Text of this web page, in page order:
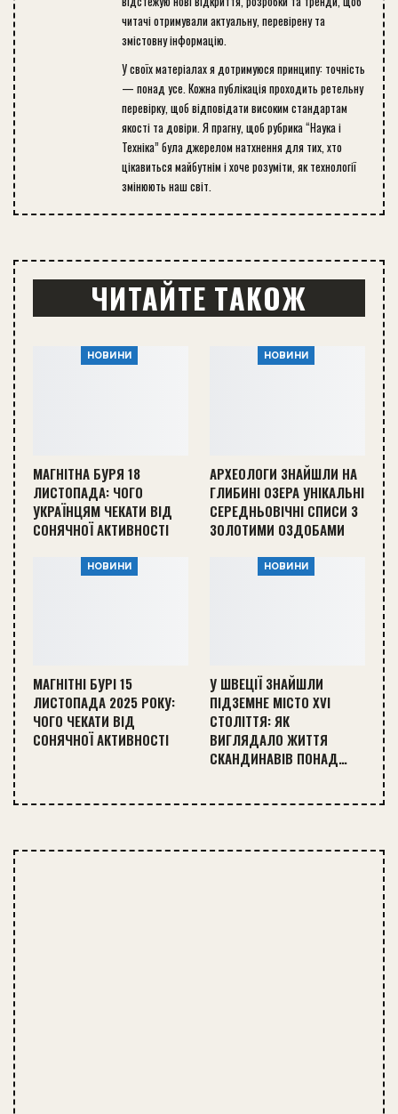
читачі отримували актуальну, перевірену та
змістовну інформацію.
У своїх матеріалах я дотримуюся принципу: точність
— понад усе. Кожна публікація проходить ретельну
перевірку, щоб відповідати високим стандартам
якості та довіри. Я прагну, щоб рубрика “Наука і
Техніка” була джерелом натхнення для тих, хто
цікавиться майбутнім і хоче розуміти, як технології
змінюють наш світ.
ЧИТАЙТЕ ТАКОЖ
НОВИНИ
МАГНІТНА БУРЯ 18
ЛИСТОПАДА: ЧОГО
УКРАЇНЦЯМ ЧЕКАТИ ВІД
СОНЯЧНОЇ АКТИВНОСТІ
НОВИНИ
АРХЕОЛОГИ ЗНАЙШЛИ НА
ГЛИБИНІ ОЗЕРА УНІКАЛЬНІ
СЕРЕДНЬОВІЧНІ СПИСИ З
ЗОЛОТИМИ ОЗДОБАМИ
НОВИНИ
МАГНІТНІ БУРІ 15
ЛИСТОПАДА 2025 РОКУ:
ЧОГО ЧЕКАТИ ВІД
СОНЯЧНОЇ АКТИВНОСТІ
НОВИНИ
У ШВЕЦІЇ ЗНАЙШЛИ
ПІДЗЕМНЕ МІСТО XVI
СТОЛІТТЯ: ЯК
ВИГЛЯДАЛО ЖИТТЯ
СКАНДИНАВІВ ПОНАД…